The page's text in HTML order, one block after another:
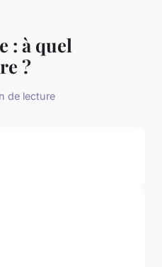
: à quel
?
de lecture